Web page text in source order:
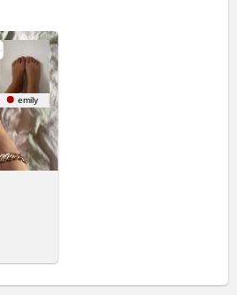
emily